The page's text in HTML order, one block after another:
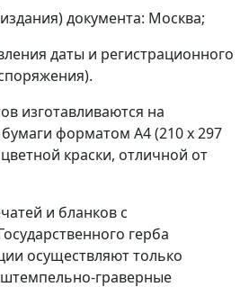
документа: Москва;
даты и регистрационного
изготавливаются на
бумаги форматом А4 (210 x 297
краски, отличной от
и бланков с
герба
осуществляют только
граверные